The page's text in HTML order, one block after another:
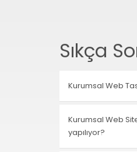
Sıkça
Kurumsal Web
Kurumsal Web
yapılıyor?